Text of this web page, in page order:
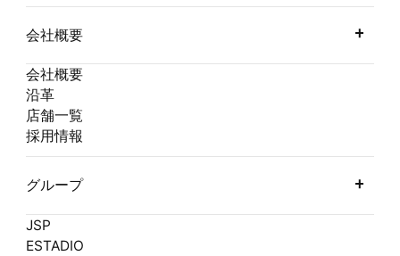
会社概要
会社概要
沿革
店舗一覧
採用情報
グループ
JSP
ESTADIO